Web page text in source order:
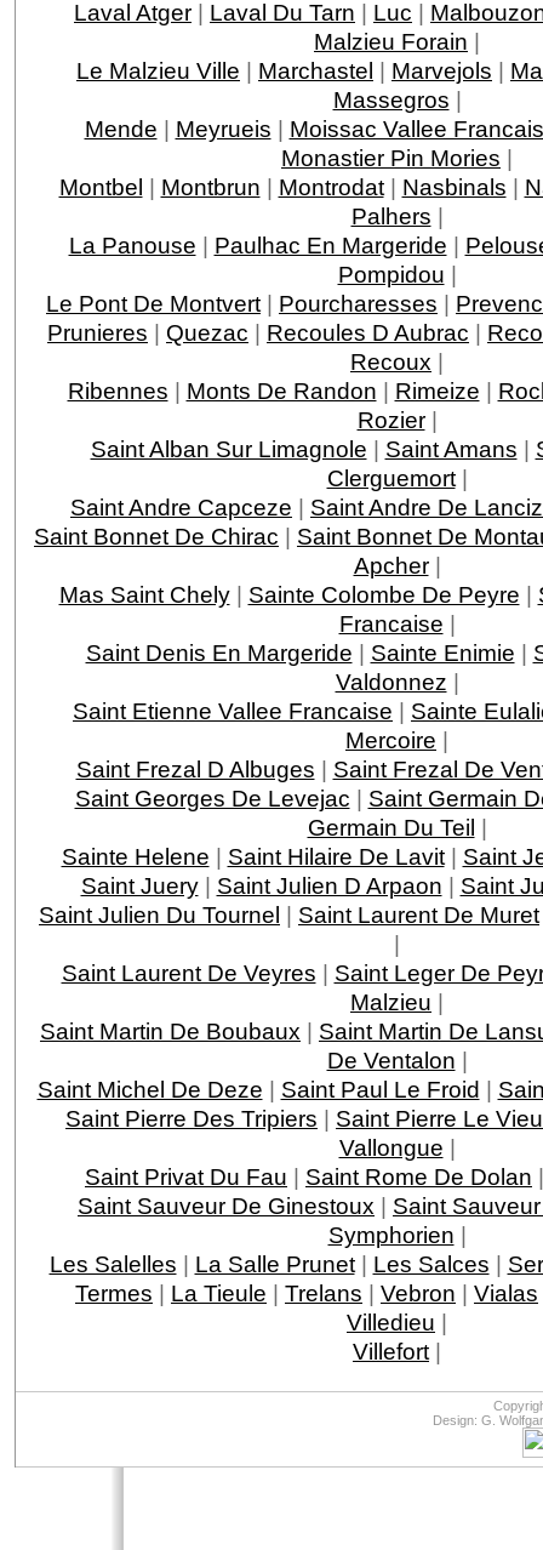
Laval Atger | Laval Du Tarn | Luc |
Malzieu Forain |
Le Malzieu Ville | Marchastel | Marvejols |
Massegros |
Mende | Meyrueis | Moissac Vallee
Monastier Pin Mories |
Montbel | Montbrun | Montrodat| Nasbinals |
Palhers |
La Panouse | Paulhac En Margeride |
Pompidou |
Le Pont De Montvert | Pourcharesses |
Prunieres | Quezac | Recoules D Aubrac |
Recoux |
Ribennes | Monts De Randon | Rimeize |
Rozier|
Saint Alban Sur Limagnole | Saint Amans |
Clerguemort|
Saint Andre Capceze | Saint Andre De
Saint Bonnet De Chirac | Saint Bonnet De
Apcher|
Mas Saint Chely| Sainte Colombe De Peyre |
Francaise |
Saint Denis En Margeride | Sainte Enimie |
Valdonnez |
Saint Etienne Vallee Francaise | Sainte
Mercoire |
Saint Frezal D Albuges | Saint Frezal De
Saint Georges De Levejac | Saint Germain
Germain Du Teil |
Sainte Helene | Saint Hilaire De Lavit| Saint
Saint Juery| Saint Julien D Arpaon | Saint
Saint Julien Du Tournel | Saint Laurent De Muret
|
Saint Laurent De Veyres | Saint Leger De
Malzieu |
Saint Martin De Boubaux | Saint Martin De
De Ventalon |
Saint Michel De Deze | Saint Paul Le Froid |
Saint Pierre Des Tripiers | Saint Pierre Le
Vallongue |
Saint Privat Du Fau | Saint Rome De Dolan
Saint Sauveur De Ginestoux | Saint
Symphorien |
Les Salelles | La Salle Prunet| Les Salces |
Termes | La Tieule | Trelans | Vebron | Vialas
Villedieu |
Villefort |
Design: G.